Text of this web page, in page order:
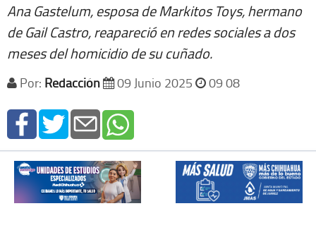
Ana Gastelum, esposa de Markitos Toys, hermano
de Gail Castro, reapareció en redes sociales a dos
meses del homicidio de su cuñado.
Por: Redacción 09 Junio 2025 09 08